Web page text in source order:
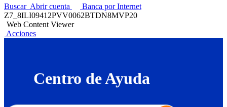
Buscar Abrir cuenta
Banca por Internet
Z7_8ILI09412PVV0062BTDN8MVP20
Web Content Viewer
Acciones
Centro de Ayuda